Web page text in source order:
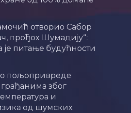
отворио Сабор
прођох Шумадију“:
је питање будућности
пољопривреде
због
и
од шумских